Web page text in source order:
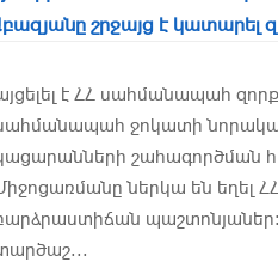
շրջայց է կատարել
է ՀՀ սահմանապահ
ջոկատի
շահագործման
ներկա են եղել
պաշտոնյաներ: